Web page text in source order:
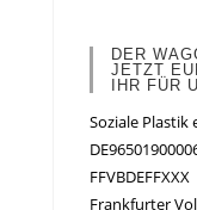
DER
JETZT
IHR FÜR
Soziale Plastik
FFVBDEFFXXX
Frankfurter